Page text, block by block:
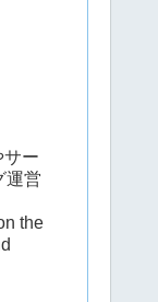
ー
運営
the